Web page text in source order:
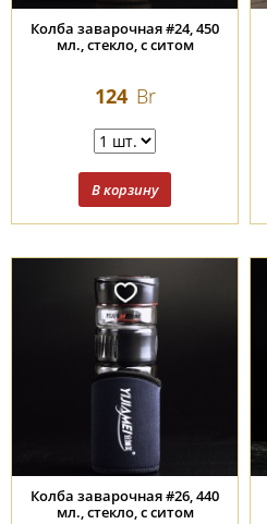
Колба заварочная #24, 450
мл., стекло, с ситом
124 Br
Колба заварочная #26, 440
мл., стекло, с ситом